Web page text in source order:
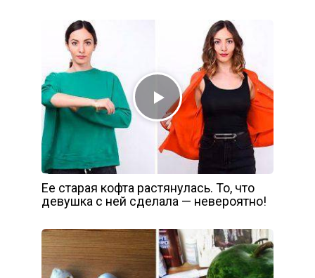
Ее старая кофта растянулась. То, что
девушка с ней сделала — невероятно!